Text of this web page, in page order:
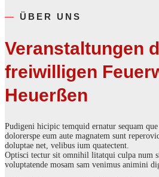
— ÜBER UNS
Veranstaltungen
freiwilligen
Heuerßen
Pudigeni hicipic temquid ernatur sequam
dolorerspe eum aute magnatem sunt
doluptae net, velibus ium quatectent.
Optisci tectur sit omnihil litatqui culpa num
voluptatende mosam sam venimus animini